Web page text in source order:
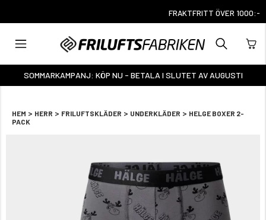
FRAKTFRITT ÖVER 1000:-
SOMMARKAMPANJ: KÖP NU - BETALA I SLUTET AV AUGUSTI
HEM > HERR > FRILUFTSKLÄDER > UNDERKLÄDER > HELGE BOXER 2-
PACK